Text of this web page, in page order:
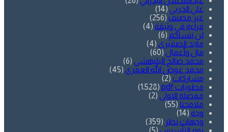
علي الحربي (14)
غير مصنف (256)
قراءة في وثيقة (4)
لن ننساكم (6)
ماجد الصقيري (4)
مال وأعمال (60)
محمد صالح البليهشي (6)
محمد عوض الله العمري (45)
مشاركات (2)
مطويات pdf
(1٬528)
مفضلة الاولى (2)
ملامحنا (55)
وجه (14)
وجهات نظر (359)